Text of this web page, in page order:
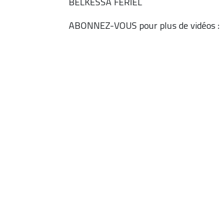
ABONNEZ-VOUS pour plus de vidéos :